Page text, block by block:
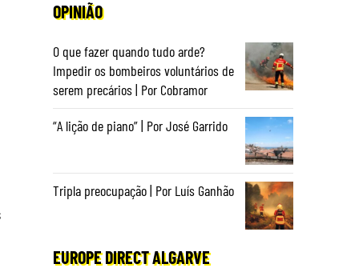
OPINIÃO
O que fazer quando tudo arde?
Impedir os bombeiros voluntários de
serem precários | Por Cobramor
“A lição de piano” | Por José Garrido
Tripla preocupação | Por Luís Ganhão
EUROPE DIRECT ALGARVE